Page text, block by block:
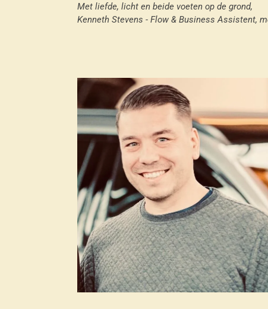
Met liefde, licht en beide voeten op de grond,
Kenneth Stevens - Flow & Business Assistent,